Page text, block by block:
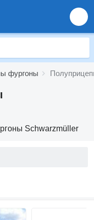
фургоны
Schwarzmüller